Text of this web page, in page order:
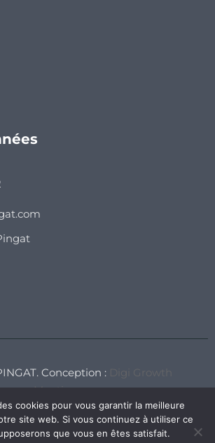
Conception : Digi Growth
Mentions
légales-CGV
cookies pour vous garantir la meilleure
site web. Si vous continuez à utiliser ce
que vous en êtes satisfait.